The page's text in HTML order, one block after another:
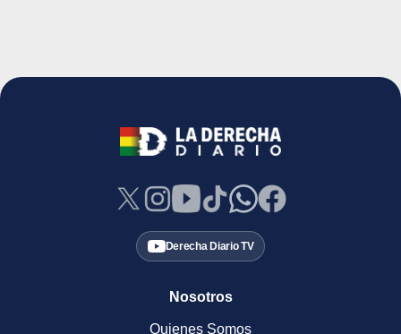
Derecha Diario TV
Nosotros
Quienes Somos